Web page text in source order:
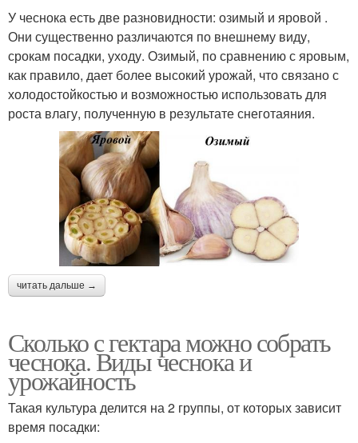
У чеснока есть две разновидности: озимый и яровой .
Они существенно различаются по внешнему виду,
срокам посадки, уходу. Озимый, по сравнению с яровым,
как правило, дает более высокий урожай, что связано с
холодостойкостью и возможностью использовать для
роста влагу, полученную в результате снеготаяния.
читать дальше →
Сколько с гектара можно собрать
чеснока. Виды чеснока и
урожайность
Такая культура делится на 2 группы, от которых зависит
время посадки: